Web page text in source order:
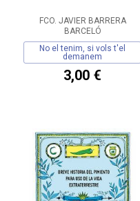
FCO. JAVIER BARRERA
BARCELÓ
No el tenim, si vols t'el
demanem
3,00 €